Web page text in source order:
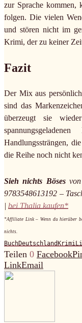
zur Sprache kommen,
folgen. Die vielen
und stören nicht im
Krimi, der zu keiner
Fazit
Der Mix aus
sind das
überzeugt sie
Handlungssträngen,
die Reihe noch nicht
Sieh nichts Bösesvon
9783548613192 –
| bei Thalia kaufen*
*Affiliate Link – Wenn du hierüber
nichts.
BuchDeutschlandKrimi
Teilen 0 Facebook
LinkEmail